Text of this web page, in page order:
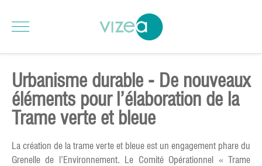
Urbanisme durable - De nouveaux
éléments pour l’élaboration de la
Trame verte et bleue
La création de la trame verte et bleue est un engagement phare du
Grenelle de l’Environnement. Le Comité Opérationnel « Trame